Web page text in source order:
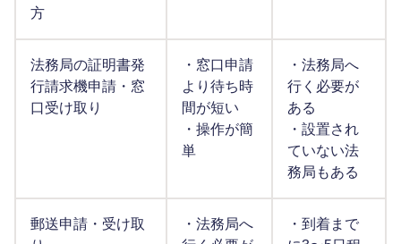
方
法務局の証明書発
行請求機申請・窓
口受け取り
・窓口申請
より待ち時
間が短い
・操作が簡
単
・法務局へ
行く必要が
ある
・設置され
ていない法
務局もある
郵送申請・受け取
・法務局へ
・到着まで